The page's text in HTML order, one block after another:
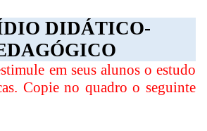
DIDÁTICO-
em seus alunos o estudo
Copie no quadro o seguinte